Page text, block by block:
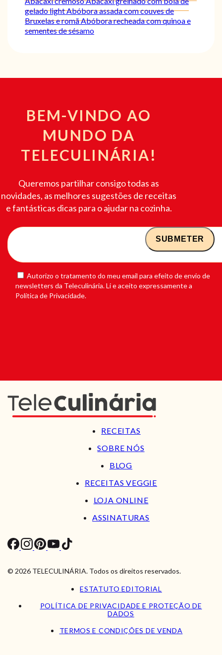
gelado lightAbóbora assada com couves de
Bruxelas e romãAbóbora recheada com quinoa e
sementes de sésamo
BEM-VINDO AO
MUNDO DA
TELECULINÁRIA!
Queremos partilhar consigo todas as
novidades, as melhores sugestões de receitas
e fantásticas dicas para o ajudar na cozinha.
Autorizo o tratamento do meu email para efeito de envio de
newsletters da Teleculinária. Li e aceito expressamente a
Política de Privacidade.
RECEITAS
SOBRE NÓS
BLOG
RECEITAS VEGGIE
LOJA ONLINE
ASSINATURAS
© 2026 TELECULINÁRIA. Todos os direitos reservados.
ESTATUTO EDITORIAL
POLÍTICA DE PRIVACIDADE E PROTEÇÃO DE
DADOS
TERMOS E CONDIÇÕES DE VENDA